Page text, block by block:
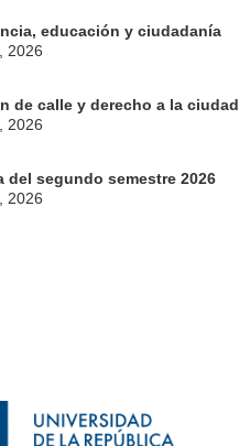
educación y ciudadanía
2026
de calle y derecho a la ciudad
2026
del segundo semestre 2026
2026